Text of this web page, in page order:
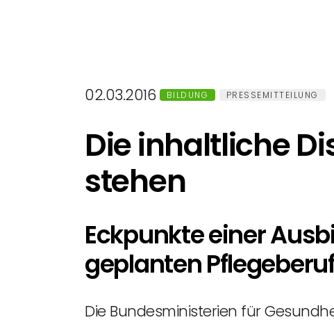
02.03.2016 BILDUNG PRESSEMITTEILUNG
Die inhaltliche
stehen
Eckpunkte einer
geplanten
Die Bundesministerien für